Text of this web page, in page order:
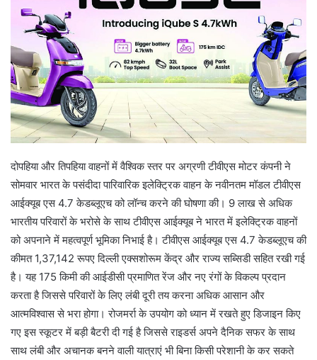
e
m
l
दोपहिया और तिपहिया वाहनों में वैश्विक स्तर पर अग्रणी टीवीएस मोटर कंपनी ने
सोमवार भारत के पसंदीदा पारिवारिक इलेक्ट्रिक वाहन के नवीनतम मॉडल टीवीएस
आईक्यूब एस 4.7 केडब्लूएच को लॉन्च करने की घोषणा की। 9 लाख से अधिक
भारतीय परिवारों के भरोसे के साथ टीवीएस आईक्यूब ने भारत में इलेक्ट्रिक वाहनों
को अपनाने में महत्वपूर्ण भूमिका निभाई है। टीवीएस आईक्यूब एस 4.7 केडब्लूएच की
कीमत 1,37,142 रूपए दिल्ली एक्सशोरूम केंद्र और राज्य सब्सिडी सहित रखी गई
है। यह 175 किमी की आईडीसी प्रमाणित रेंज और नए रंगों के विकल्प प्रदान
करता है जिससे परिवारों के लिए लंबी दूरी तय करना अधिक आसान और
आत्मविश्वास से भरा होगा। रोजमर्रा के उपयोग को ध्यान में रखते हुए डिजाइन किए
गए इस स्कूटर में बड़ी बैटरी दी गई है जिससे राइडर्स अपने दैनिक सफर के साथ
साथ लंबी और अचानक बनने वाली यात्राएं भी बिना किसी परेशानी के कर सकते